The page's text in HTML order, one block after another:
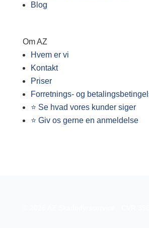
Blog
Om AZ
Hvem er vi
Kontakt
Priser
Forretnings- og
⭐ Se hvad vores kunder siger
⭐ Giv os gerne en anmeldelse